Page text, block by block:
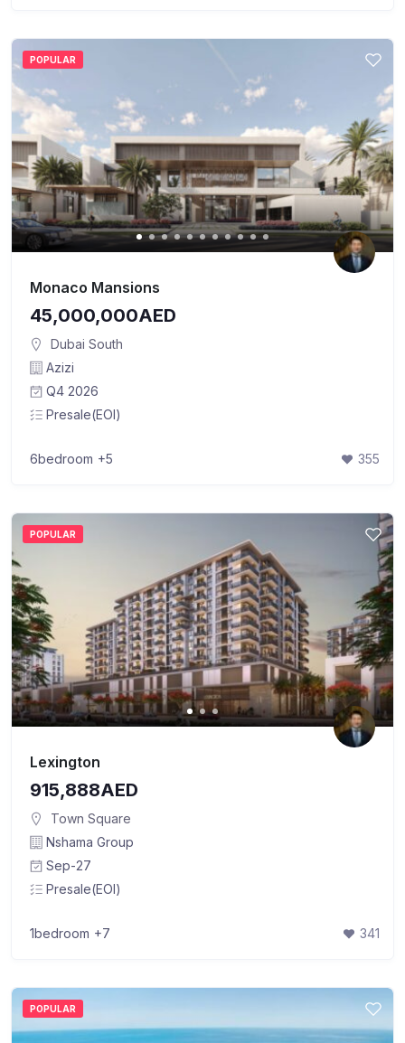
POPULAR
Monaco Mansions
45,000,000AED
Dubai South
Azizi
Q4 2026
Presale(EOI)
6bedroom +5 355
POPULAR
Lexington
915,888AED
Town Square
Nshama Group
Sep-27
Presale(EOI)
1bedroom +7 341
POPULAR